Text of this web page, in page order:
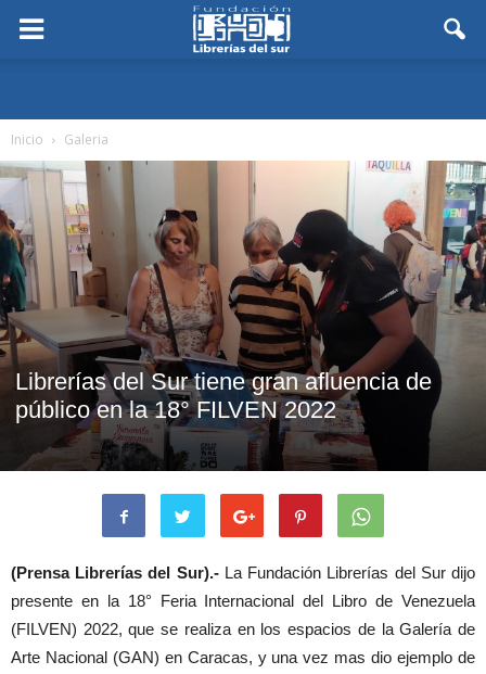
Inicio Galeria
Librerías del Sur tiene gran afluencia de
público en la 18° FILVEN 2022
(Prensa Librerías del Sur).- La Fundación Librerías del Sur dijo
presente en la 18° Feria Internacional del Libro de Venezuela
(FILVEN) 2022, que se realiza en los espacios de la Galería de
Arte Nacional (GAN) en Caracas, y una vez mas dio ejemplo de